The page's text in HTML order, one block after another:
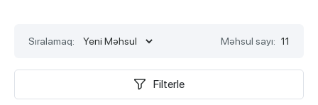
Sıralamaq: Məhsul sayı: 11
Filterle